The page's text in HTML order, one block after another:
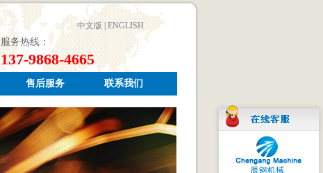
中文版| ENGLISH
服务热线：
137-9868-4665
售后服务 联系我们